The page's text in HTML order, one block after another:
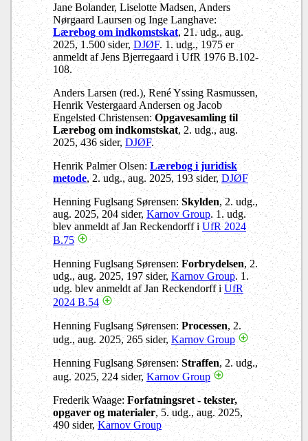
Jane Bolander, Liselotte Madsen, Anders
Nørgaard Laursen og Inge Langhave:
Lærebog om indkomstskat, 21. udg., aug.
2025, 1.500 sider,DJØF. 1. udg., 1975 er
anmeldt af Jens Bjerregaard i UfR 1976 B.102-
108.
Anders Larsen (red.), René Yssing Rasmussen,
Henrik Vestergaard Andersen og Jacob
Engelsted Christensen:Opgavesamling til
Lærebog om indkomstskat, 2. udg., aug.
2025, 436 sider, DJØF.
Henrik Palmer Olsen:Lærebog i juridisk
metode, 2. udg., aug. 2025, 193 sider,DJØF
Henning Fuglsang Sørensen:Skylden, 2. udg.,
aug. 2025, 204 sider, Karnov Group. 1. udg.
blev anmeldt af Jan Reckendorff iUfR 2024
B.75
Henning Fuglsang Sørensen: Forbrydelsen, 2.
udg., aug. 2025, 197 sider, Karnov Group. 1.
udg. blev anmeldt af Jan Reckendorff iUfR
2024 B.54
Henning Fuglsang Sørensen: Processen, 2.
udg., aug. 2025, 265 sider, Karnov Group
Henning Fuglsang Sørensen:Straffen, 2. udg.,
aug. 2025, 224 sider,Karnov Group
Frederik Waage:Forfatningsret - tekster,
opgaver og materialer, 5. udg., aug. 2025,
490 sider,Karnov Group